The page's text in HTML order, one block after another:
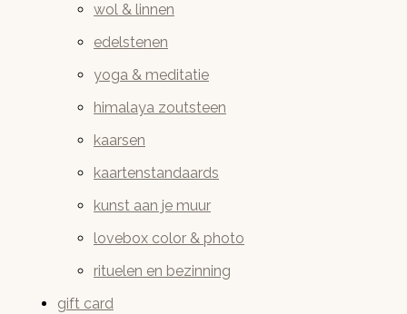
wol & linnen
edelstenen
yoga & meditatie
himalaya zoutsteen
kaarsen
kaartenstandaards
kunst aan je muur
lovebox color & photo
rituelen en bezinning
gift card